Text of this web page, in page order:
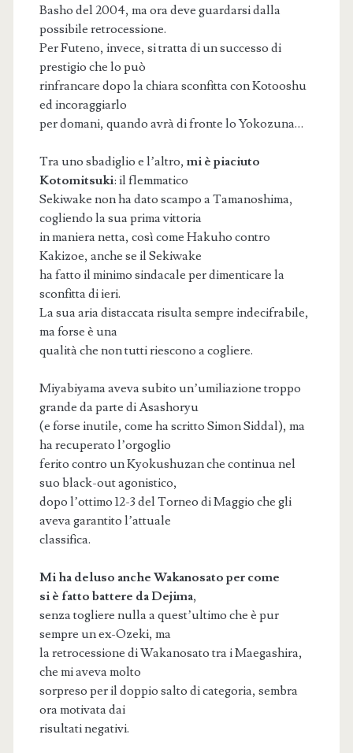
Basho del 2004, ma ora deve guardarsi dalla
possibile retrocessione.
Per Futeno, invece, si tratta di un successo di
prestigio che lo può
rinfrancare dopo la chiara sconfitta con Kotooshu
ed incoraggiarlo
per domani, quando avrà di fronte lo Yokozuna…
Tra uno sbadiglio e l’altro, mi è piaciuto
Kotomitsuki: il flemmatico
Sekiwake non ha dato scampo a Tamanoshima,
cogliendo la sua prima vittoria
in maniera netta, così come Hakuho contro
Kakizoe, anche se il Sekiwake
ha fatto il minimo sindacale per dimenticare la
sconfitta di ieri.
La sua aria distaccata risulta sempre indecifrabile,
ma forse è una
qualità che non tutti riescono a cogliere.
Miyabiyama aveva subito un’umiliazione troppo
grande da parte di Asashoryu
(e forse inutile, come ha scritto Simon Siddal), ma
ha recuperato l’orgoglio
ferito contro un Kyokushuzan che continua nel
suo black-out agonistico,
dopo l’ottimo 12-3 del Torneo di Maggio che gli
aveva garantito l’attuale
classifica.
Mi ha deluso anche Wakanosato per come
si è fatto battere da Dejima,
senza togliere nulla a quest’ultimo che è pur
sempre un ex-Ozeki, ma
la retrocessione di Wakanosato tra i Maegashira,
che mi aveva molto
sorpreso per il doppio salto di categoria, sembra
ora motivata dai
risultati negativi.